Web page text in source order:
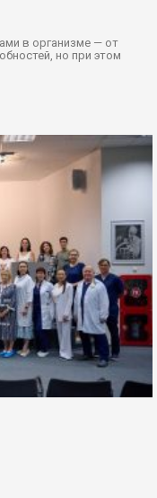
в организме — от
но при этом